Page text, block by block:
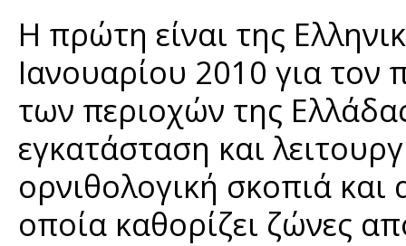
Η πρώτη είναι της
Ιανουαρίου 2010 για
των περιοχών της
εγκατάσταση και
ορνιθολογική σκοπιά
οποία καθορίζει ζώνες